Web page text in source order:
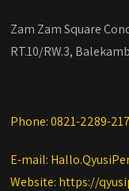
Zam Zam Square
RT.10/RW.3,
Phone: 0821-2289-
E-mail:
Website: https://